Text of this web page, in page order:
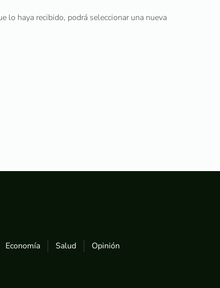
lo haya recibido, podrá seleccionar una nueva
Economía Salud Opinión